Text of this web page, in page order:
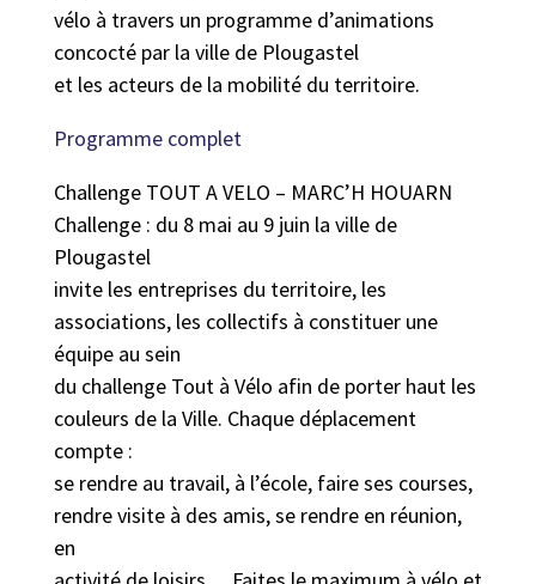
vélo à travers un programme d’animations
concocté par la ville de Plougastel
et les acteurs de la mobilité du territoire.
Programme complet
Challenge TOUT A VELO – MARC’H HOUARN
Challenge : du 8 mai au 9 juin la ville de
Plougastel
invite les entreprises du territoire, les
associations, les collectifs à constituer une
équipe au sein
du challenge Tout à Vélo afin de porter haut les
couleurs de la Ville. Chaque déplacement
compte :
se rendre au travail, à l’école, faire ses courses,
rendre visite à des amis, se rendre en réunion,
en